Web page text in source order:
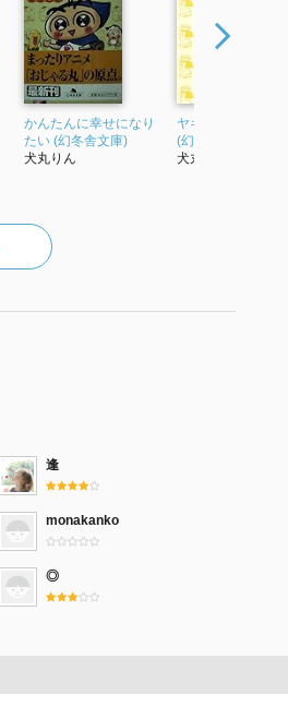
かんたんに幸せになり
たい (幻冬舎文庫)
犬丸りん
ヤキソバパンの思想
(幻冬舎文庫)
犬丸りん
逢
monakanko
◎